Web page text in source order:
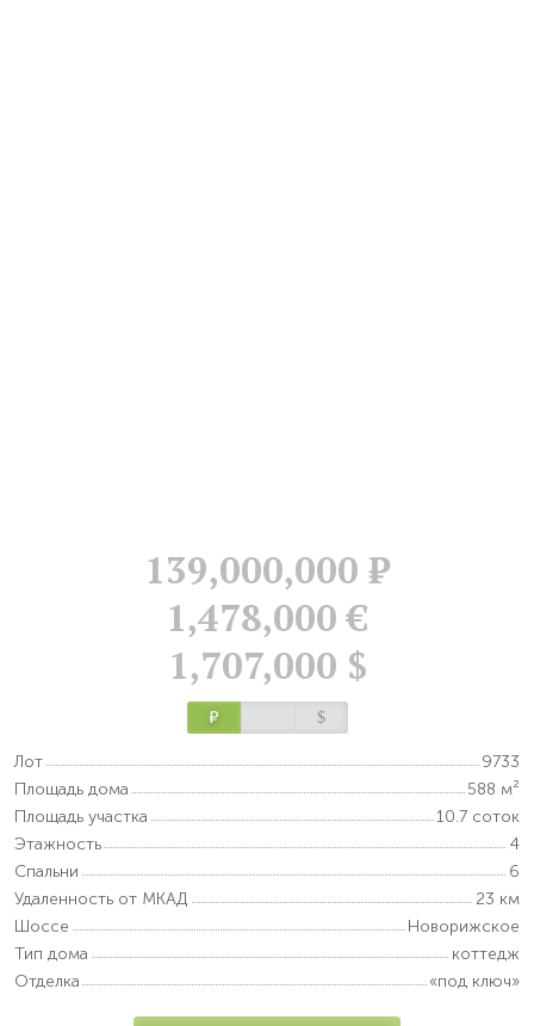
139,000,000 Р
1,478,000 €
1,707,000 $
Р $
Лот
9733
Площадь дома
588 м²
Площадь участка
10.7 соток
Этажность
4
Спальни
6
Удаленность от МКАД
23 км
Шоссе
Новорижское
Тип дома
коттедж
Отделка
«под ключ»